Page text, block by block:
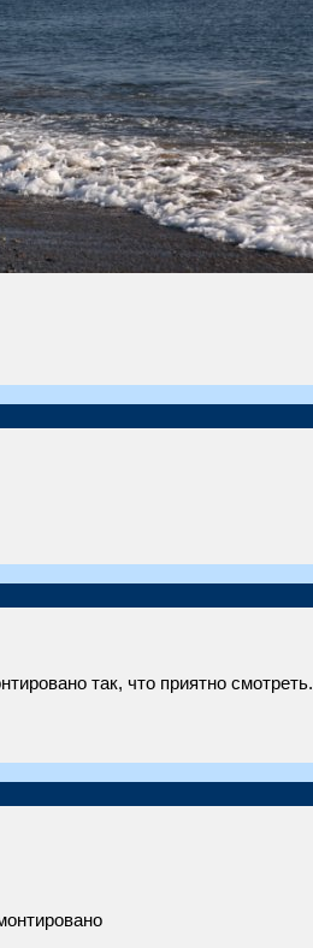
так, что приятно смотреть.